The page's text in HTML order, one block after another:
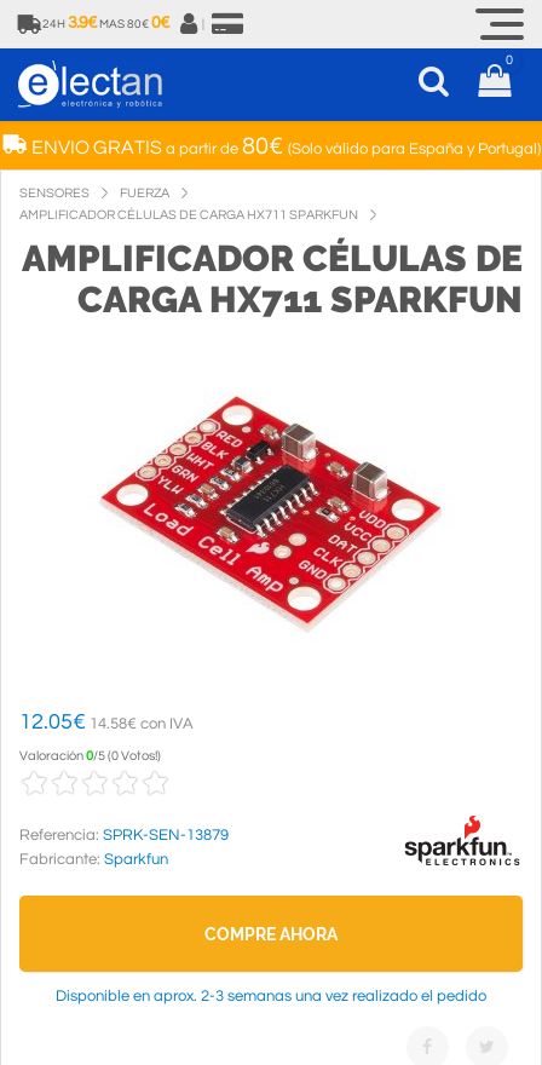
24H 3.9€ MAS 80€ 0€
0
ENVIO GRATISa partir de 80€ (Solo válido para España y Portugal)
SENSORES
FUERZA
AMPLIFICADOR CÉLULAS DE CARGA HX711 SPARKFUN
AMPLIFICADOR CÉLULAS DE
CARGA HX711 SPARKFUN
12.05€ 14.58€ con IVA
Valoración0/5(0 Votos!)
Referencia: SPRK-SEN-13879
Fabricante: Sparkfun
COMPRE AHORA
Disponible en aprox. 2-3 semanas una vez realizado el pedido